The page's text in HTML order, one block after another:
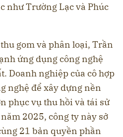
như Trường Lạc và Phúc
gom và phân loại, Trần
ứng dụng công nghệ
Doanh nghiệp của cô hợp
nghệ để xây dựng nền
phục vụ thu hồi và tái sử
2025, công ty này sở
21 bản quyền phần